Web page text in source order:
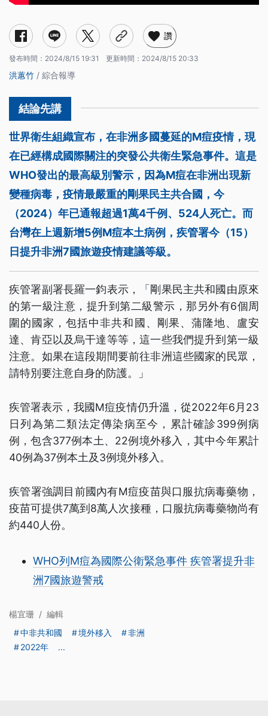
讚
發布時間： 2024/8/15 19:31 更新時間： 2024/8/15 20:33
洪蕙竹 / 綜合報導
世界衛生組織宣布，在非洲多國蔓延的M痘疫情，現
在已經構成國際關注的突發公共衛生緊急事件。這是
WHO發出的最高級別警示，因為M痘在非洲出現新
變種病毒，疫情最嚴重的剛果民主共合國，今
（2024）年已通報超過1萬4千例、524人死亡。而
台灣在上週新增5例M痘本土病例，疾管署今（15）
日提升非洲7國旅遊疫情建議等級。
疾管署副署長羅一鈞表示，「剛果民主共和國由原來
的第一級注意，提升到第二級警示，那另外有6個周
圍的國家，包括中非共和國、剛果、蒲隆地、盧安
達、肯亞以及烏干達等等，這一些我們提升到第一級
注意。如果在這段期間要前往非洲這些國家的民眾，
請特別要注意自身的防護。」
疾管署表示，我國M痘疫情仍升溫，從2022年6月23
日列為第二類法定傳染病至今，累計確診399例病
例，包含377例本土、22例境外移入，其中今年累計
40例為37例本土及3例境外移入。
疾管署強調目前國內有M痘疫苗與口服抗病毒藥物，
疫苗可提供7萬到8萬人次接種，口服抗病毒藥物尚有
約440人份。
WHO列M痘為國際公衛緊急事件 疾管署提升非
洲7國旅遊警戒
楊宜珊 / 編輯
中非共和國
境外移入
非洲
2022年
...